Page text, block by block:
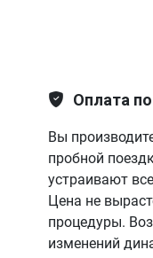
Оплата
Вы
пробной
устраивают
Цена не
процедуры.
изменений